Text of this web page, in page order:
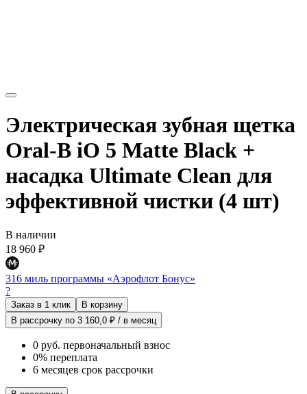
Электрическая зубная щетка
Oral-B iO 5 Matte Black +
насадка Ultimate Clean для
эффективной чистки (4 шт)
В наличии
18 960 ₽
316 миль программы «Аэрофлот Бонус»
?
Заказ в 1 клик
В корзину
В рассрочку по 3 160,0 ₽ / в месяц
0 руб. первоначальный взнос
0% переплата
6 месяцев срок рассрочки